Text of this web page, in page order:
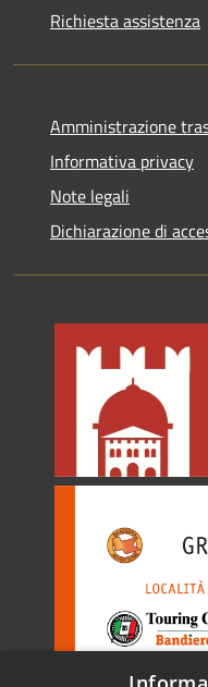
Richiesta assistenza
Amministrazione
Informativa privacy
Note legali
Dichiarazione di